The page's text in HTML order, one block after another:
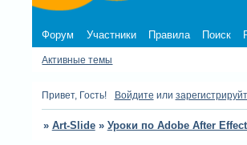
Форум Участники Правила Поиск
Активные темы
Привет, Гость! Войдите или
» Art-Slide » Уроки по Adobe After